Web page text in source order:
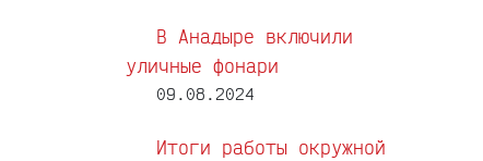
В Анадыре включили
уличные фонари
09.08.2024
Итоги работы окружной